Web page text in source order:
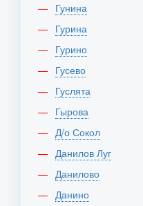
Гунина
Гурина
Гурино
Гусево
Гуслята
Гырова
Д/о Сокол
Данилов Луг
Данилово
Данино